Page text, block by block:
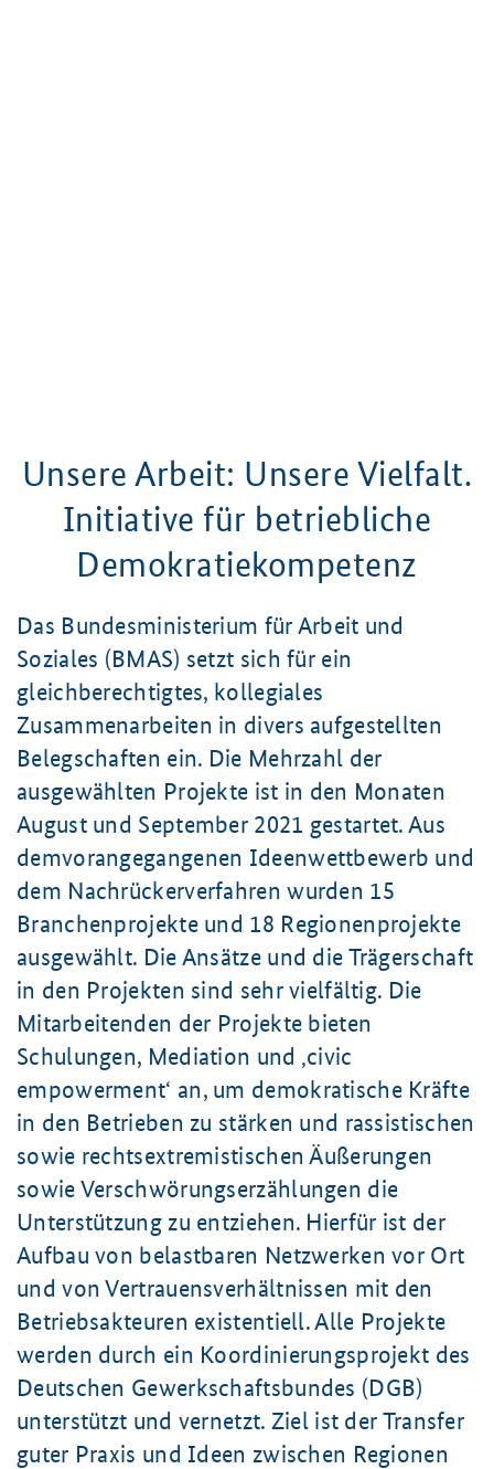
Unsere Arbeit: Unsere Vielfalt.
Initiative für betriebliche
Demokratiekompetenz
Das Bundesministerium für Arbeit und
Soziales (BMAS) setzt sich für ein
gleichberechtigtes, kollegiales
Zusammenarbeiten in divers aufgestellten
Belegschaften ein. Die Mehrzahl der
ausgewählten Projekte ist in den Monaten
August und September 2021 gestartet. Aus
demvorangegangenen Ideenwettbewerb und
dem Nachrückerverfahren wurden 15
Branchenprojekte und 18 Regionenprojekte
ausgewählt. Die Ansätze und die Trägerschaft
in den Projekten sind sehr vielfältig. Die
Mitarbeitenden der Projekte bieten
Schulungen, Mediation und ‚civic
empowerment‘ an, um demokratische Kräfte
in den Betrieben zu stärken und rassistischen
sowie rechtsextremistischen Äußerungen
sowie Verschwörungserzählungen die
Unterstützung zu entziehen. Hierfür ist der
Aufbau von belastbaren Netzwerken vor Ort
und von Vertrauensverhältnissen mit den
Betriebsakteuren existentiell. Alle Projekte
werden durch ein Koordinierungsprojekt des
Deutschen Gewerkschaftsbundes (DGB)
unterstützt und vernetzt. Ziel ist der Transfer
guter Praxis und Ideen zwischen Regionen